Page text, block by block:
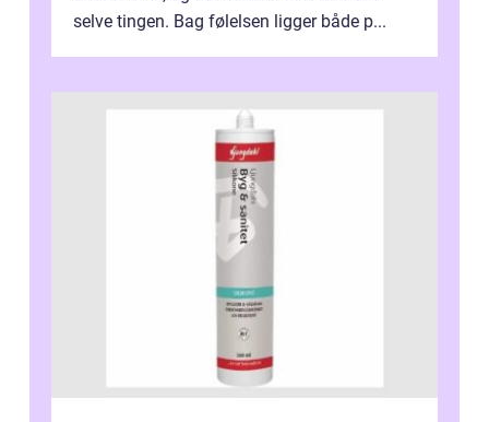
selve tingen. Bag følelsen ligger både p...